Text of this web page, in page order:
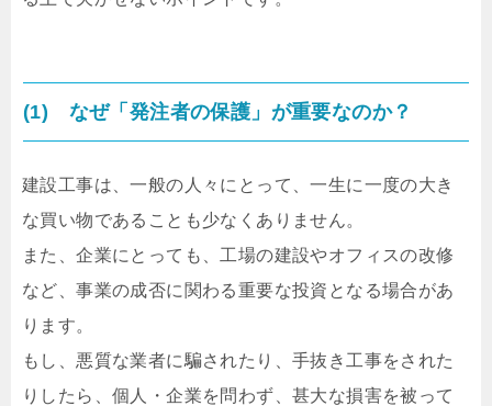
(1) なぜ「発注者の保護」が重要なのか？
建設工事は、一般の人々にとって、一生に一度の大き
な買い物であることも少なくありません。
また、企業にとっても、工場の建設やオフィスの改修
など、事業の成否に関わる重要な投資となる場合があ
ります。
もし、悪質な業者に騙されたり、手抜き工事をされた
りしたら、個人・企業を問わず、甚大な損害を被って